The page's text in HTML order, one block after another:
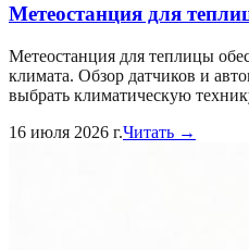
Метеостанция для
Метеостанция для теплицы
климата. Обзор датчиков и
выбрать климатическую
16 июля 2026 г.Читать →